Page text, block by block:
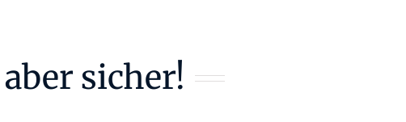
sicher!